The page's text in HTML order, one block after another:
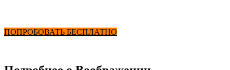
ПОПРОБОВАТЬ БЕСПЛАТНО